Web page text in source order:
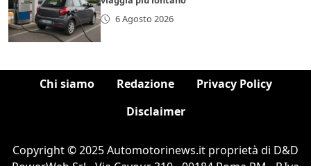
6 Agosto 2026
Chi siamo Redazione
Privacy Policy
Disclaimer
Copyright © 2025 Automotorinews.it proprietà di D&D